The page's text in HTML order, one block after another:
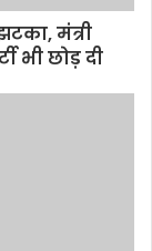
मंत्री
भी छोड़ दी